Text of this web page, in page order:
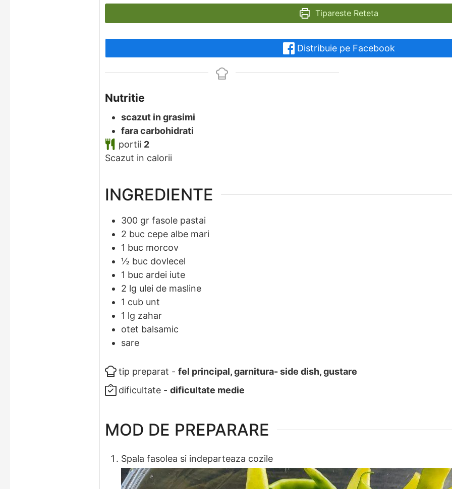
Tipareste Reteta
Distribuie pe Facebook
Nutritie
scazut in grasimi
fara carbohidrati
portii 2
Scazut in calorii
INGREDIENTE
300 gr fasole pastai
2 buc cepe albe mari
1 buc morcov
½ buc dovlecel
1 buc ardei iute
2 lg ulei de masline
1 cub unt
1 lg zahar
otet balsamic
sare
tip preparat -fel principal, garnitura- side dish, gustare
dificultate -dificultate medie
MOD DE PREPARARE
Spala fasolea si indeparteaza cozile